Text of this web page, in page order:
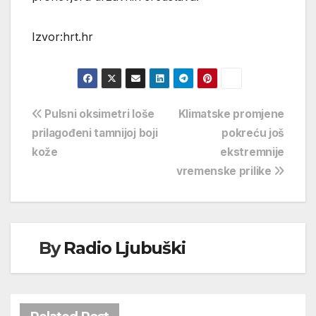
Izvor:hrt.hr
Navigacija
objava
Klimatske promjene
pokreću još
ekstremnije
vremenske prilike
Pulsni oksimetri loše
prilagođeni tamnijoj boji
kože
ByRadio Ljubuški